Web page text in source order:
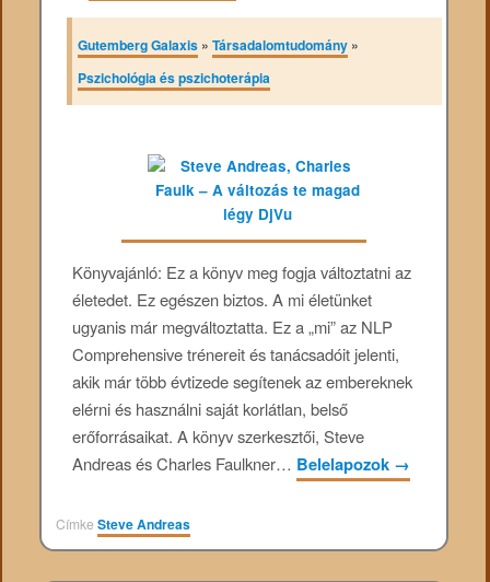
Gutemberg Galaxis »Társadalomtudomány »
Pszichológia és pszichoterápia
Könyvajánló: Ez a könyv meg fogja változtatni az
életedet. Ez egészen biztos. A mi életünket
ugyanis már megváltoztatta. Ez a „mi” az NLP
Comprehensive trénereit és tanácsadóit jelenti,
akik már több évtizede segítenek az embereknek
elérni és használni saját korlátlan, belső
erőforrásaikat. A könyv szerkesztői, Steve
Andreas és Charles Faulkner… Belelapozok →
CímkeSteve Andreas